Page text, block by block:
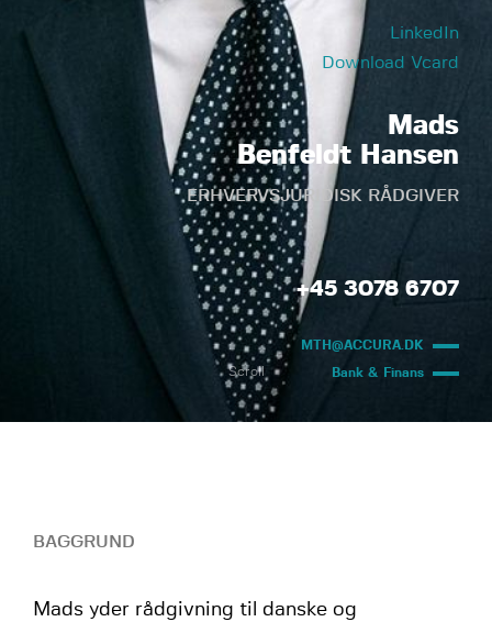
LinkedIn
Download Vcard
Mads
Benfeldt Hansen
ERHVERVSJURIDISK RÅDGIVER
+45 3078 6707
MTH@ACCURA.DK
Bank & Finans
Scroll
BAGGRUND
Mads yder rådgivning til danske og